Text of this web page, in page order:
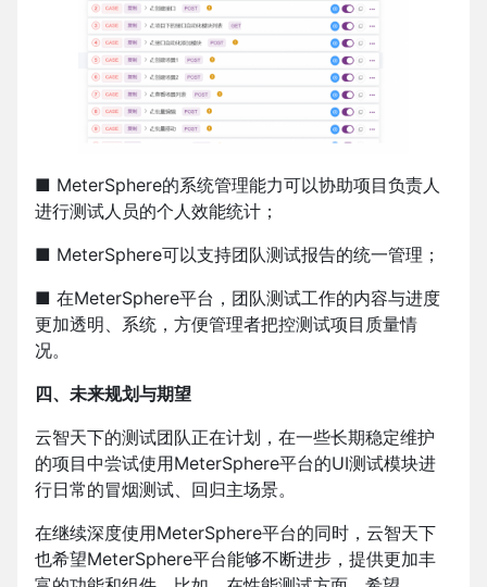
■ MeterSphere的系统管理能力可以协助项目负责人
进行测试人员的个人效能统计；
■ MeterSphere可以支持团队测试报告的统一管理；
■ 在MeterSphere平台，团队测试工作的内容与进度
更加透明、系统，方便管理者把控测试项目质量情
况。
四、未来规划与期望
云智天下的测试团队正在计划，在一些长期稳定维护
的项目中尝试使用MeterSphere平台的UI测试模块进
行日常的冒烟测试、回归主场景。
在继续深度使用MeterSphere平台的同时，云智天下
也希望MeterSphere平台能够不断进步，提供更加丰